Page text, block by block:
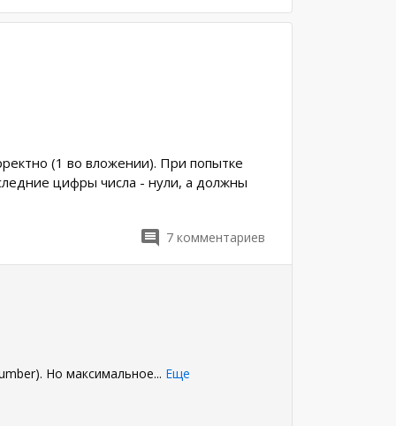
(1 во вложении). При попытке
цифры числа - нули, а должны
7 комментариев
Но максимальное... Еще